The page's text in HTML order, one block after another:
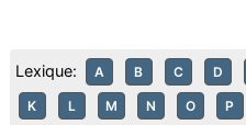
Lexique: A B C D
K L M N O P